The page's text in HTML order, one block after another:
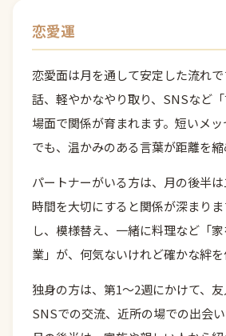
恋愛運
恋愛面は月を通して安定した流れ
話、軽やかなやり取り、SNSなど「
場面で関係が育まれます。短いメ
でも、温かみのある言葉が距離を縮
パートナーがいる方は、月の後半
時間を大切にすると関係が深まり
し、模様替え、一緒に料理など「
業」が、何気ないけれど確かな絆を
独身の方は、第1〜2週にかけて、友
SNSでの交流、近所の場での出会い